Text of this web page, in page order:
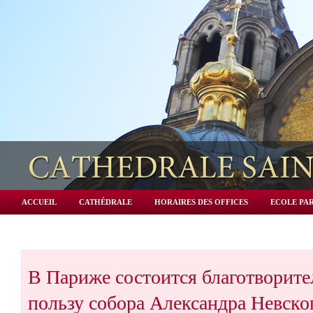
ACCUEIL CATHÉDRALE HORAIRES DES OFFICES ECOLE
В Париже состоится
пользу собора Александра